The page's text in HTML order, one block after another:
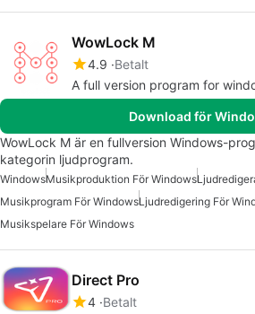
WowLock M
4.9 Betalt
A full version program for
Download för
WowLock M är en fullversion Windows-
kategorin ljudprogram.
WindowsMusikproduktion För Windows
Musikprogram För WindowsLjudredigering För
Musikspelare För Windows
Direct­ Pro
4 Betalt